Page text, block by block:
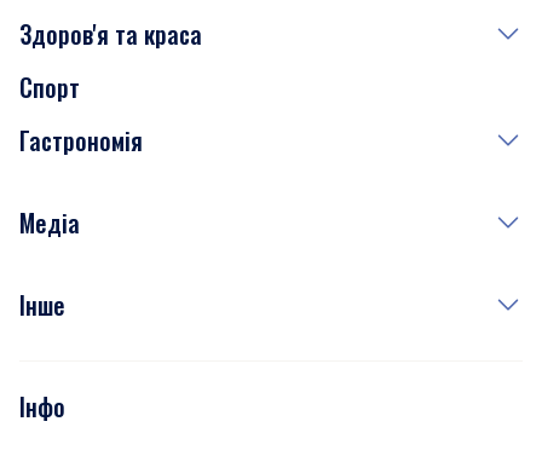
Сьогодні
Завтра
Субота
Здоров'я та краса
Медицина
Краса
Спорт
Гастрономія
Рецепти
Медіа
Фото
Подкасти
Інше
Тести
Інфо